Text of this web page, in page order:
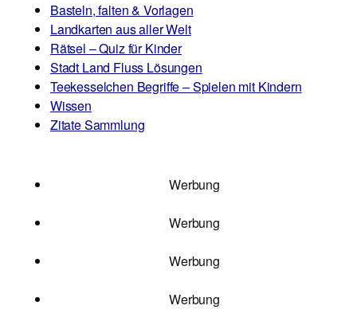
Basteln, falten & Vorlagen
Landkarten aus aller Welt
Rätsel – Quiz für Kinder
Stadt Land Fluss Lösungen
Teekesselchen Begriffe – Spielen mit Kindern
Wissen
Zitate Sammlung
Werbung
Werbung
Werbung
Werbung